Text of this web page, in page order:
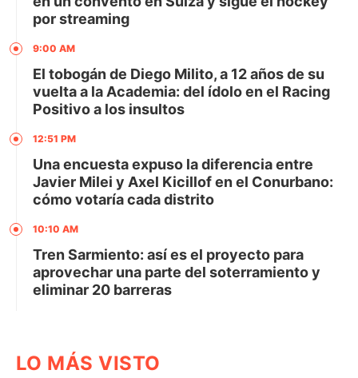
por streaming
9:00 AM
El tobogán de Diego Milito, a 12 años de su
vuelta a la Academia: del ídolo en el Racing
Positivo a los insultos
12:51 PM
Una encuesta expuso la diferencia entre
Javier Milei y Axel Kicillof en el Conurbano:
cómo votaría cada distrito
10:10 AM
Tren Sarmiento: así es el proyecto para
aprovechar una parte del soterramiento y
eliminar 20 barreras
LO MÁS VISTO